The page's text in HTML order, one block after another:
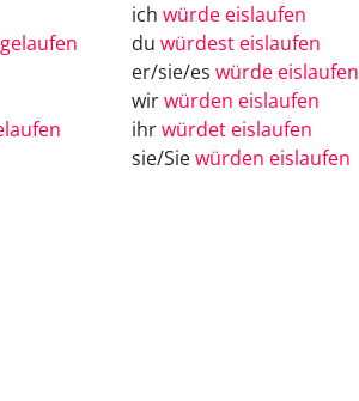
ich würde eislaufen
du würdest eislaufen
er/sie/es würde eislaufen
wirwürden eislaufen
ihrwürdet eislaufen
sie/Siewürden eislaufen